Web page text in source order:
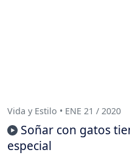
Vida y Estilo • ENE 21 / 2020
Soñar con gatos
especial